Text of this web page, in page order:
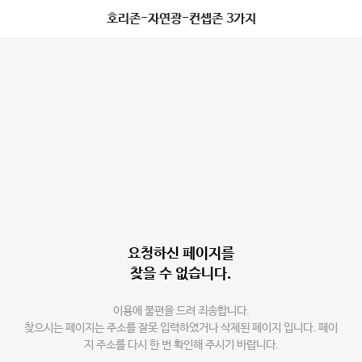
호리존-자연광-컨셉존 3가지
요청하신 페이지를
찾을 수 없습니다.
이용에 불편을 드려 죄송합니다.
찾으시는 페이지는 주소를 잘못 입력하였거나 삭제된 페이지 입니다. 페이
지 주소를 다시 한 번 확인해 주시기 바랍니다.